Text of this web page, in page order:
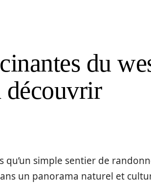
du
qu’un simple sentier de
un panorama naturel et